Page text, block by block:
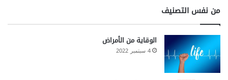
من نفس التصنيف
الوقاية من الأمراض
4 سبتمبر 2022